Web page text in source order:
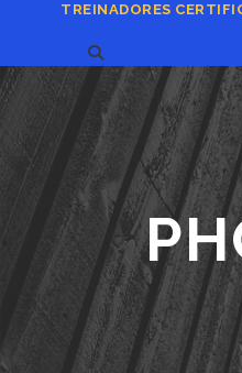
TREINADORES